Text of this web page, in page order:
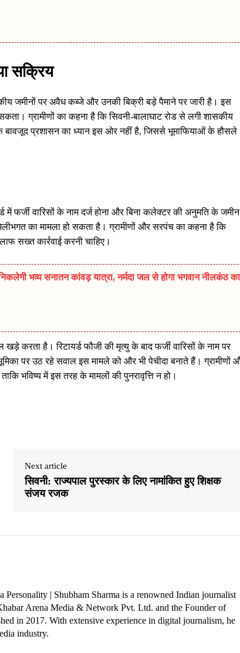
सक्रिय
जमीनों पर अवैध कब्जे और उनकी बिक्री बड़े पैमाने पर जारी है। इस
ग्रामीणों का कहना है कि सिवनी-बालाघाट रोड से लगी शासकीय
बावजूद प्रशासन का ध्यान इस ओर नहीं है, जिससे भूमाफियाओं के हौसले
फर्जी वारिसों के नाम दर्ज होना और बिना कलेक्टर की अनुमति के जमीन
का मामला हो सकता है। ग्रामीणों और सरपंच का कहना है कि
सख्त कार्रवाई करनी चाहिए।
भव्य सनातन कांवड़ यात्रा, नर्मदा जल से होगा भगवान नीलकंठ का
खड़े करता है। रिटायर्ड फौजी की मृत्यु के बाद फर्जी वारिसों के नाम पर
पर उठ रहे सवाल इस मामले को और भी पेचीदा बनाते हैं। ग्रामीणों
भविष्य में इस तरह के मामलों की पुनरावृत्ति न हो।
Next article
सिवनी: राज्यपाल पुरस्कार के लिए नामांकित हुए शिक्षक
संजय रजक
Personality | Shubham Sharma is a renowned Indian journalist
Arena Media & Network Pvt. Ltd. and the Founder of
in 2017. With extensive experience in digital journalism, he
industry.